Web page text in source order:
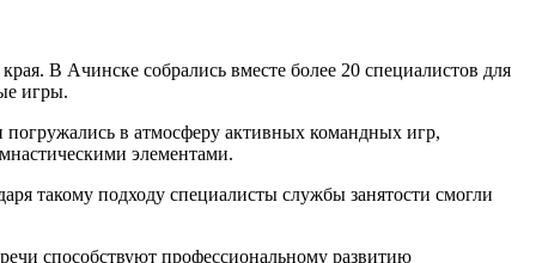
В Ачинске собрались вместе более 20 специалистов для
игры.
в атмосферу активных командных игр,
элементами.
такому подходу специалисты службы занятости смогли
способствуют профессиональному развитию